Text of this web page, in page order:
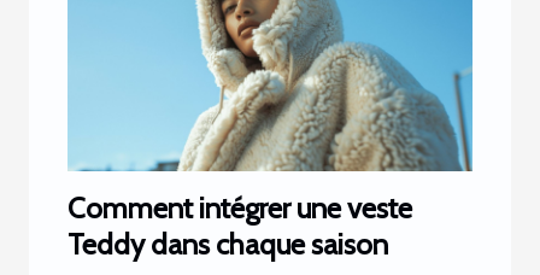
Comment intégrer une veste
Teddy dans chaque saison